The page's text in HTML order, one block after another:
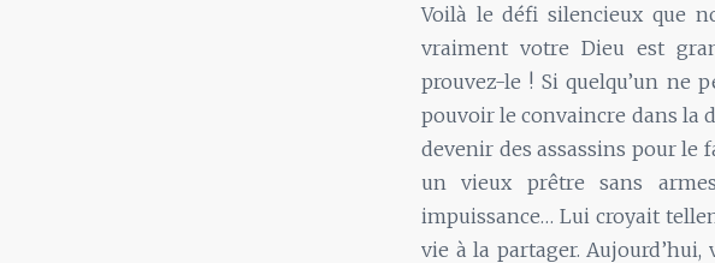
Voilà le défi silencieux que
vraiment votre Dieu est
prouvez-le ! Si quelqu’un ne
pouvoir le convaincre dans la
devenir des assassins pour le
un vieux prêtre sans
impuissance… Lui croyait
vie à la partager.